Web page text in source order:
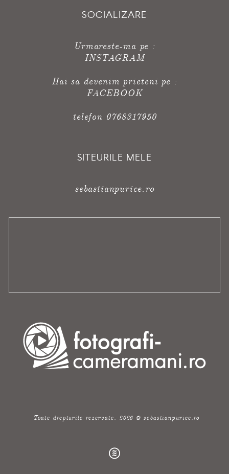
SOCIALIZARE
Urmareste-ma pe :
INSTAGRAM
Hai sa devenim prieteni pe :
FACEBOOK
telefon 0768317950
SITEURILE MELE
sebastianpurice.ro
Toate drepturile rezervate. 2026 @ sebastianpurice.ro